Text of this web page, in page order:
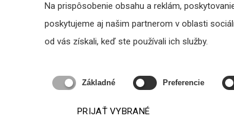
Straty signálu na kábloch pre
nízkoimpedančné
rozvody
Na prispôsobenie obsahu a reklám,
poskytujeme aj našim partnerom v oblasti
od vás získali, keď ste používali ich služby.
Základné Preferencie
PRIJAŤ VYBRANÉ